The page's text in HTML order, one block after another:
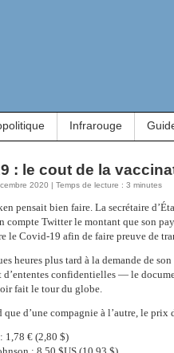
Infrarouge
: le cout de la
2020 | Temps de lecture : 3 minutes
pensait bien faire. La secrétaire
compte Twitter le montant que son
le Covid-19 afin de faire preuve de
heures plus tard à la demande de
confidentielles — le
fait le tour du globe.
que d’une compagnie à l’autre, le
1,78 € (2,80 $)